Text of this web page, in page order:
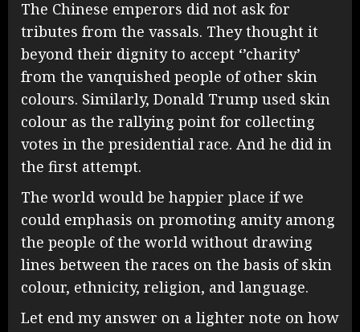
The Chinese emperors did not ask for
tributes from the vassals. They thought it
beyond their dignity to accept ‘’charity’
from the vanquished people of other skin
colours. Similarly, Donald Trump used skin
colour as the rallying point for collecting
votes in the presidential race. And he did in
the first attempt.
The world would be happier place if we
could emphasis on promoting amity among
the people of the world without drawing
lines between the races on the basis of skin
colour, ethnicity, religion, and language.
Let end my answer on a lighter note on how